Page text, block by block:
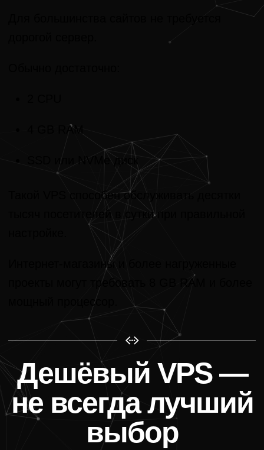
Для большинства сайтов не требуется
4 GB RAM
SSD или NVMe диск
Такой VPS способен обслуживать десятки
тысяч посетителей в сутки при правильной
Интернет-магазины и более нагруженные
проекты могут требовать 8 GB RAM и более
мощный процессор.
Дешёвый VPS —
не всегда лучший
выбор